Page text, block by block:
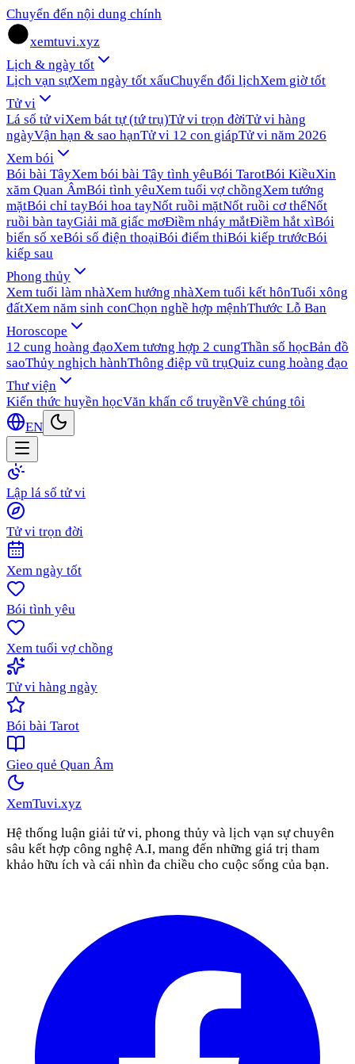
Chuyển đến nội dung chính
xemtuvi.xyz
Lịch & ngày tốt
Lịch vạn sựXem ngày tốt xấuChuyển đổi lịchXem giờ tốt
Tử vi
Lá số tử viXem bát tự (tứ trụ)Tử vi trọn đờiTử vi hàng
ngàyVận hạn & sao hạnTử vi 12 con giápTử vi năm 2026
Xem bói
Bói bài TâyXem bói bài Tây tình yêuBói TarotBói KiềuXin
xăm Quan ÂmBói tình yêuXem tuổi vợ chồngXem tướng
mặtBói chỉ tayBói hoa tayNốt ruồi mặtNốt ruồi cơ thểNốt
ruồi bàn tayGiải mã giấc mơĐiềm nháy mắtĐiềm hắt xìBói
biển số xeBói số điện thoạiBói điểm thiBói kiếp trướcBói
kiếp sau
Phong thủy
Xem tuổi làm nhàXem hướng nhàXem tuổi kết hônTuổi xông
đấtXem năm sinh conChọn nghề hợp mệnhThước Lỗ Ban
Horoscope
12 cung hoàng đạoXem tương hợp 2 cungThần số họcBản đồ
saoThủy nghịch hànhThông điệp vũ trụQuiz cung hoàng đạo
Thư viện
Kiến thức huyền họcVăn khấn cổ truyềnVề chúng tôi
EN
Lập lá số tử vi
Tử vi trọn đời
Xem ngày tốt
Bói tình yêu
Xem tuổi vợ chồng
Tử vi hàng ngày
Bói bài Tarot
Gieo quẻ Quan Âm
XemTuvi.xyz
Hệ thống luận giải tử vi, phong thủy và lịch vạn sự chuyên
sâu kết hợp công nghệ A.I, mang đến những giá trị tham
khảo hữu ích và cái nhìn đa chiều cho cuộc sống của bạn.